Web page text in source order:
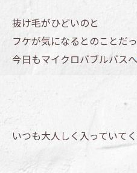
抜け毛がひどいのと
フケが気になるとのことだ
今日もマイクロバブルバスへ
いつも大人しく入っていて